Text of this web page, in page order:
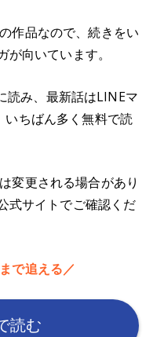
作品なので、続きをい
向いています。
読み、最新話はLINEマ
いちばん多く無料で読
変更される場合があり
式サイトでご確認くだ
で追える／
読む